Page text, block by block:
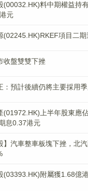
(00032.HK)料中期權益持
元
(02245.HK)RKEF項目二期
收盤雙雙下挫
：預計後續仍將主要採用
(01972.HK)上半年股東應
息0.37港元
】汽車整車板塊下挫，北
(03393.HK)附屬獲1.68億